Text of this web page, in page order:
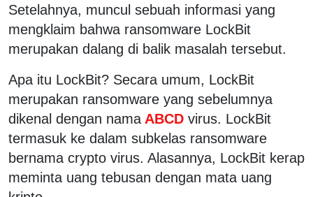
Setelahnya, muncul sebuah informasi yang
mengklaim bahwa ransomware LockBit
merupakan dalang di balik masalah tersebut.
Apa itu LockBit? Secara umum, LockBit
merupakan ransomware yang sebelumnya
dikenal dengan nama ABCD virus. LockBit
termasuk ke dalam subkelas ransomware
bernama crypto virus. Alasannya, LockBit kerap
meminta uang tebusan dengan mata uang